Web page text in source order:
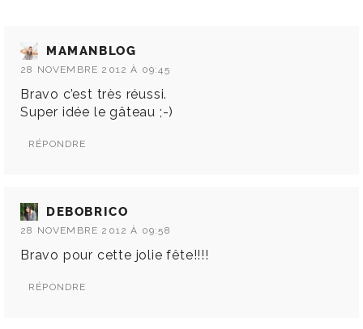
MAMANBLOG
28 NOVEMBRE 2012 À 09:45
Bravo c’est très réussi.
Super idée le gâteau ;-)
RÉPONDRE
DEBOBRICO
28 NOVEMBRE 2012 À 09:58
Bravo pour cette jolie fête!!!!
RÉPONDRE